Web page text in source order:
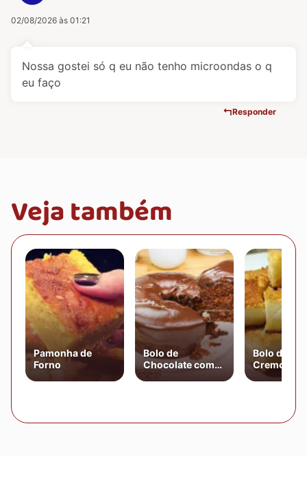
02/08/2026 às 01:21
Nossa gostei só q eu não tenho microondas o q
eu faço
Responder
Veja também
Pamonha de
Forno
Bolo de
Chocolate com
Cobertura de
Bolo de
Cremoso